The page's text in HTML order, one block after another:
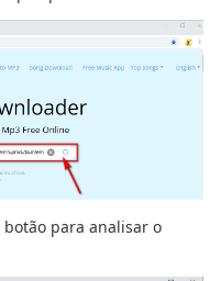
botão para analisar o